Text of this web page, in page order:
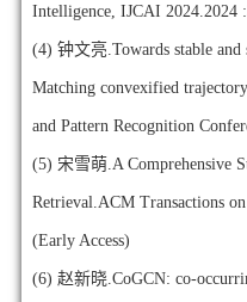
Intelligence, IJCAI 2024.2024
(4) 钟文亮.Towards stable
Matching convexified
and Pattern Recognition
(5) 宋雪萌.A Comprehensive
Retrieval.ACM Transactions
(Early Access)
(6) 赵新晓.CoGCN: co-